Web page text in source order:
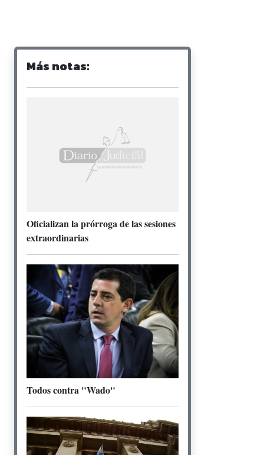
Más notas:
Oficializan la prórroga de las sesiones
extraordinarias
Todos contra "Wado"